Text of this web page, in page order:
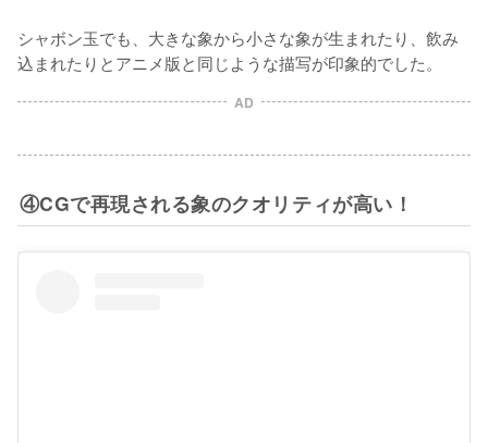
シャボン玉でも、大きな象から小さな象が生まれたり、飲み
込まれたりとアニメ版と同じような描写が印象的でした。
AD
④CGで再現される象のクオリティが高い！